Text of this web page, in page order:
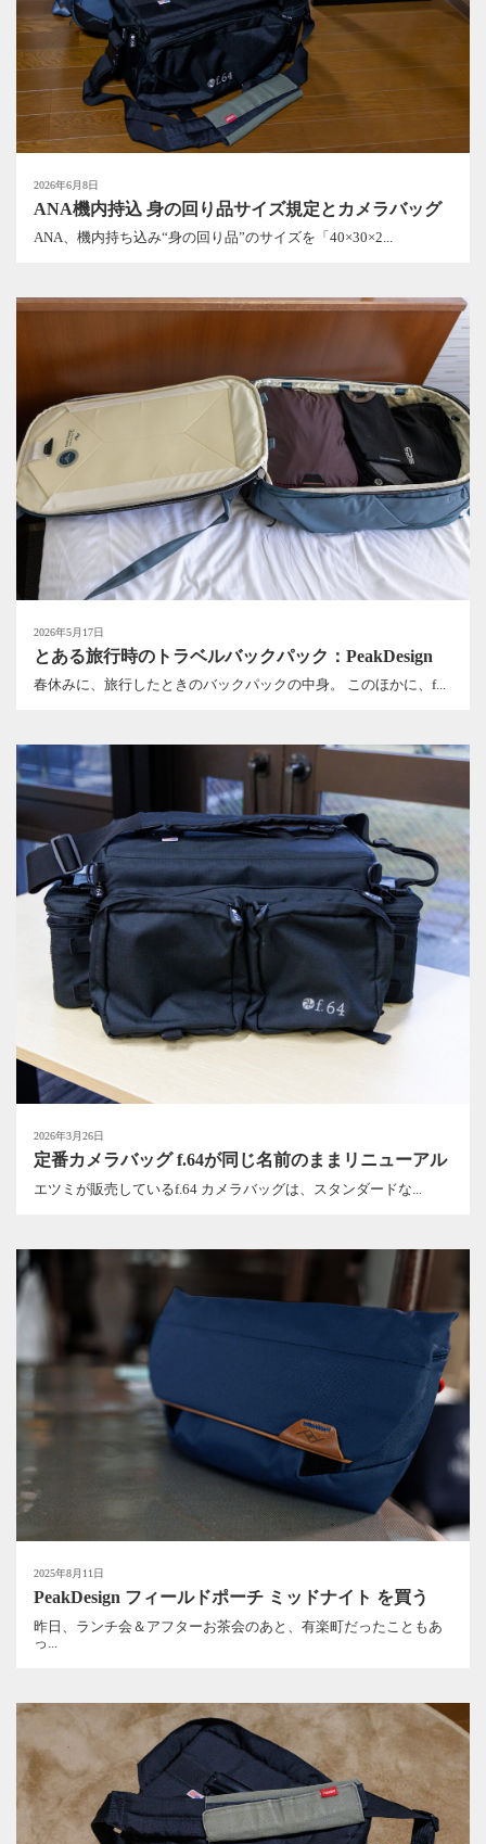
2026年6月8日
ANA機内持込 身の回り品サイズ規定とカメラバッグ
ANA、機内持ち込み“身の回り品”のサイズを「40×30×2...
2026年5月17日
とある旅行時のトラベルバックパック：PeakDesign
春休みに、旅行したときのバックパックの中身。 このほかに、f...
2026年3月26日
定番カメラバッグ f.64が同じ名前のままリニューアル
エツミが販売しているf.64 カメラバッグは、スタンダードな...
2025年8月11日
PeakDesign フィールドポーチ ミッドナイト を買う
昨日、ランチ会＆アフターお茶会のあと、有楽町だったこともあ
っ...